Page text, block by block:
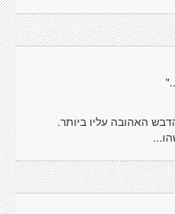
האהובה עליו ביותר.